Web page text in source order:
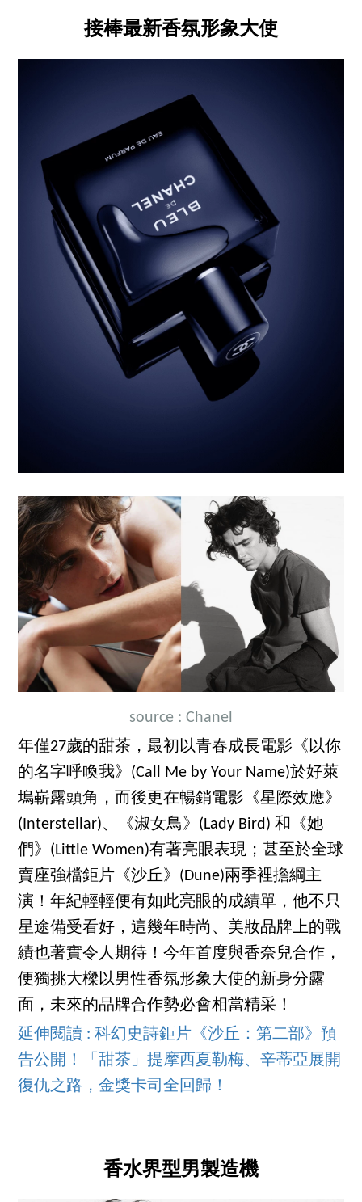
接棒最新香氛形象大使
source : Chanel
年僅27歲的甜茶，最初以青春成長電影《以你
的名字呼喚我》(Call Me by Your Name)於好萊
塢嶄露頭角，而後更在暢銷電影《星際效應》
(Interstellar)、《淑女鳥》(Lady Bird) 和《她
們》(Little Women)有著亮眼表現；甚至於全球
賣座強檔鉅片《沙丘》(Dune)兩季裡擔綱主
演！年紀輕輕便有如此亮眼的成績單，他不只
星途備受看好，這幾年時尚、美妝品牌上的戰
績也著實令人期待！今年首度與香奈兒合作，
便獨挑大樑以男性香氛形象大使的新身分露
面，未來的品牌合作勢必會相當精采！
延伸閱讀 : 科幻史詩鉅片《沙丘：第二部》預
告公開！「甜茶」提摩西夏勒梅、辛蒂亞展開
復仇之路，金獎卡司全回歸！
香水界型男製造機